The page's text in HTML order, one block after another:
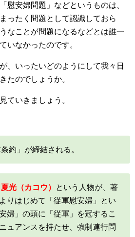
慰安婦問題」などというものは、
ったく問題として認識しておら
なことが問題になるなどとは誰一
いなかったのです。
、いったいどのようにして我々日
たのでしょうか。
ていきましょう。
約」が締結される。
光（カコウ）
という人物が、著
りはじめて「従軍慰安婦」とい
婦」の頭に「従軍」を冠するこ
ュアンスを持たせ、強制連行問